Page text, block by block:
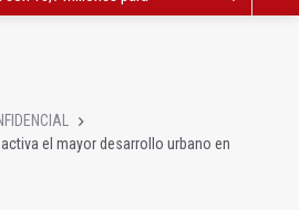
activa el mayor desarrollo urbano en